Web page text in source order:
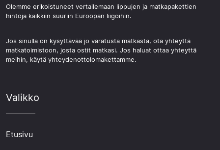
Olemme erikoistuneet vertailemaan lippujen ja matkapakettien
hintoja kaikkiin suuriin Euroopan liigoihin.
Jos sinulla on kysyttävää jo varatusta matkasta, ota yhteyttä
matkatoimistoon, josta ostit matkasi. Jos haluat ottaa yhteyttä
meihin, käytä yhteydenottolomakettamme.
Valikko
Etusivu